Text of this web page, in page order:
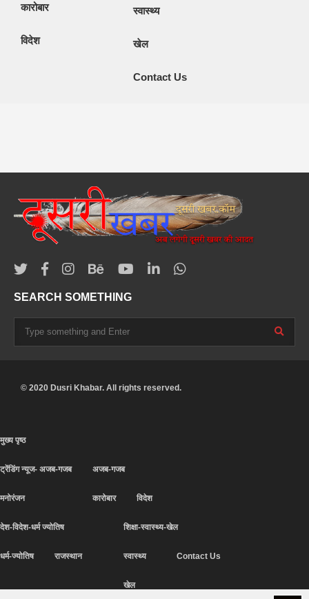
कारोबार
विदेश
स्वास्थ्य
खेल
Contact Us
SEARCH SOMETHING
© 2020 Dusri Khabar. All rights reserved.
मुख्य पृष्ठ
ट्रेंडिंग न्यूज- अजब-गजब
मनोरंजन
अजब-गजब
कारोबार विदेश
देश-विदेश-धर्म ज्योतिष
धर्म-ज्योतिष राजस्थान
शिक्षा-स्वास्थ्य-खेल
स्वास्थ्य
खेल
Contact Us